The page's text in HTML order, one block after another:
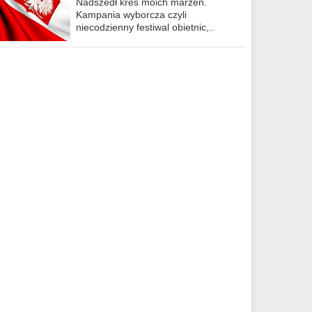
Kampania wyborcza czyli
niecodzienny festiwal obietnic,..